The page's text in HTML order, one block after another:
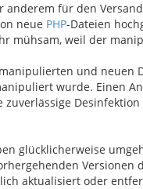
für den
neue PHP-Dateien
mühsam, weil der
und neuen
wurde. Einen
zuverlässige
glücklicherweise
aktualisiert oder